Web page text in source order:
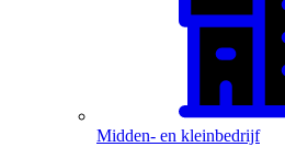
Midden- en kleinbedrijf